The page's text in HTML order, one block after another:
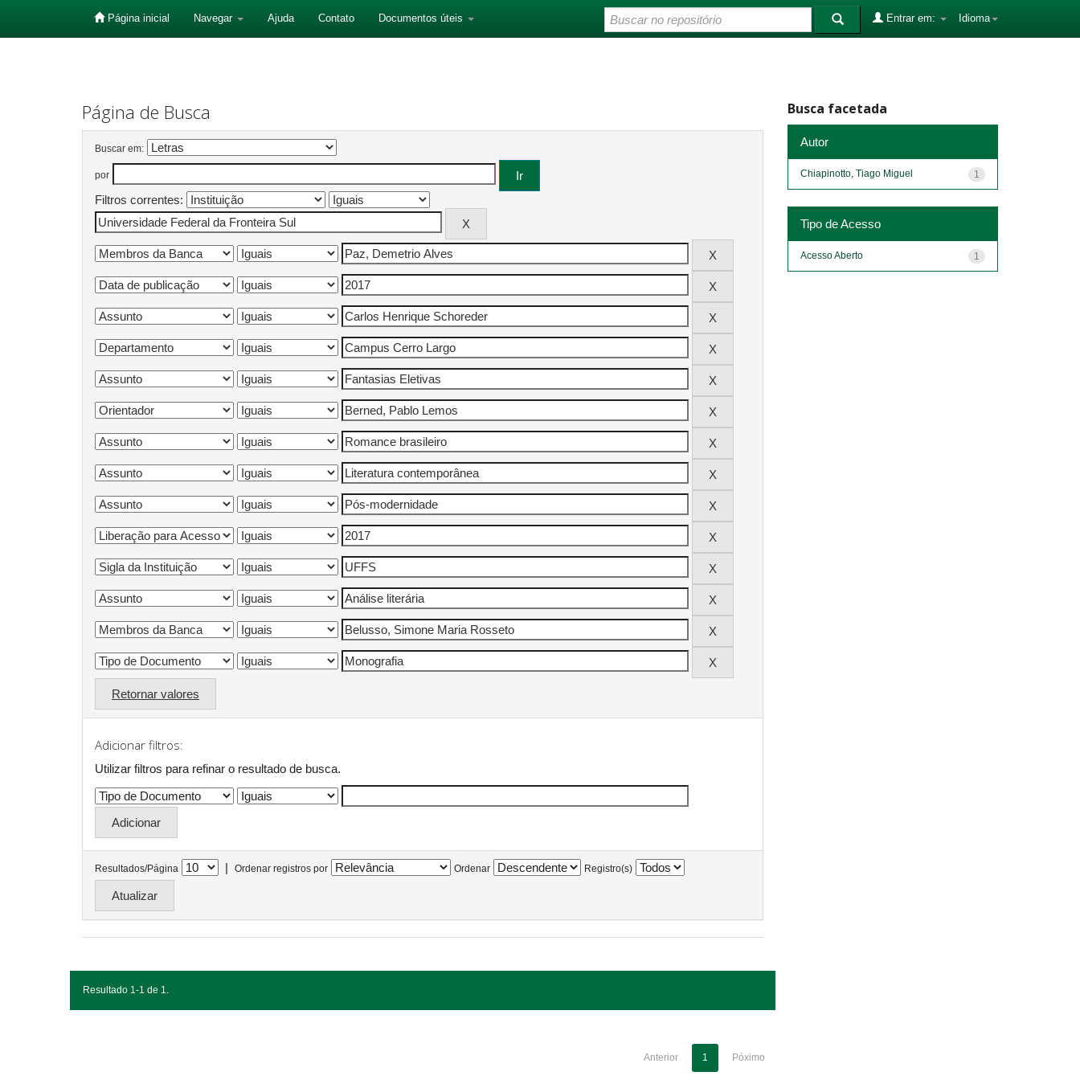
Página inicial Navegar Ajuda Contato Documentos úteis Idioma
Entrar em:
Página de Busca
Buscar em:
por
Filtros correntes:
Retornar valores
Adicionar filtros:
Utilizar filtros para refinar o resultado de busca.
Resultados/Página | Ordenar registros por Ordenar Registro(s)
Resultado 1-1 de 1.
Anterior 1 Póximo
Busca facetada
Autor
1
Chiapinotto, Tiago Miguel
Tipo de Acesso
1
Acesso Aberto